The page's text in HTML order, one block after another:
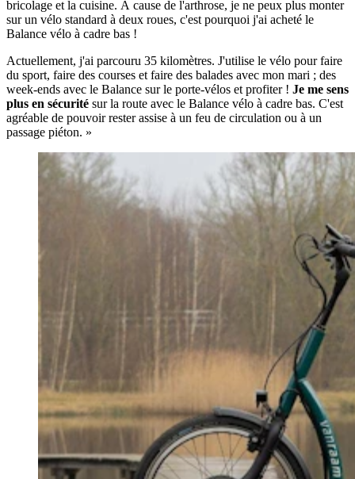
bricolage et la cuisine. À cause de l'arthrose, je ne peux plus monter
sur un vélo standard à deux roues, c'est pourquoi j'ai acheté le
Balance vélo à cadre bas !
Actuellement, j'ai parcouru 35 kilomètres. J'utilise le vélo pour faire
du sport, faire des courses et faire des balades avec mon mari ; des
week-ends avec le Balance sur le porte-vélos et profiter ! Je me sens
plus en sécurité sur la route avec le Balance vélo à cadre bas. C'est
agréable de pouvoir rester assise à un feu de circulation ou à un
passage piéton. »